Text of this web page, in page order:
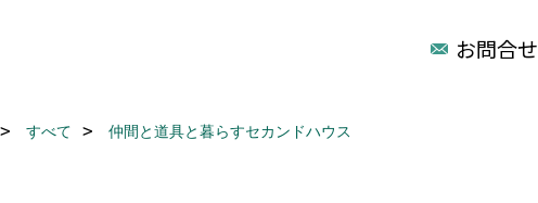
お問合せ
すべて 仲間と道具と暮らすセカンドハウス